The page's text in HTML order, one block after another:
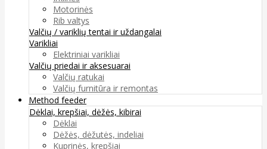
Motorinės
Rib valtys
Valčių / variklių tentai ir uždangalai
Varikliai
Elektriniai varikliai
Valčių priedai ir aksesuarai
Valčių ratukai
Valčių furnitūra ir remontas
Method feeder
Dėklai, krepšiai, dėžės, kibirai
Dėklai
Dėžės, dėžutės, indeliai
Kuprinės, krepšiai